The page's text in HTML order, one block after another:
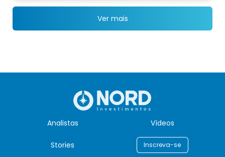
Ver mais
Analistas Vídeos
Stories Inscreva-se